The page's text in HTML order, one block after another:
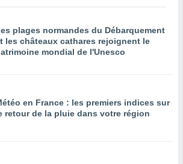
plages normandes du Débarquement
les châteaux cathares rejoignent le
mondial de l'Unesco
en France : les premiers indices sur
retour de la pluie dans votre région